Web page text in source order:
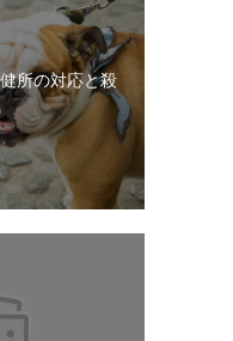
所の対応と殺